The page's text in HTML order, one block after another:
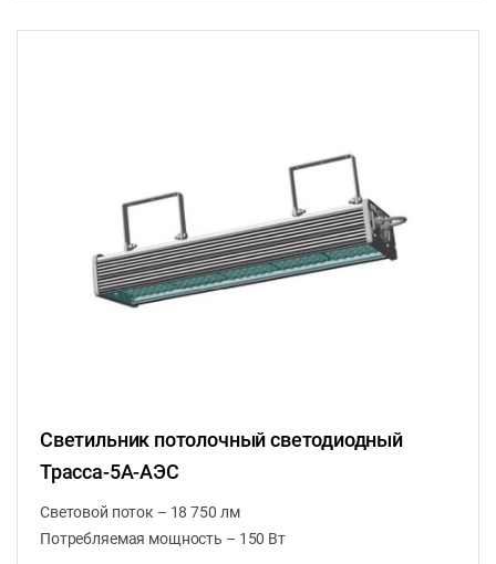
Светильник потолочный светодиодный
Трасса-5A-АЭС
Световой поток – 18 750 лм
Потребляемая мощность – 150 Вт